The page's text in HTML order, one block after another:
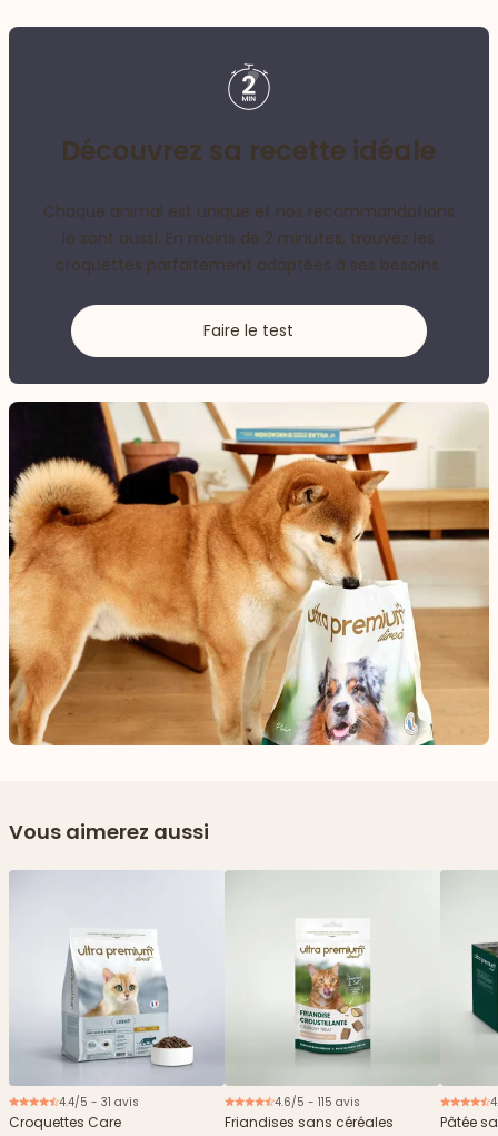
Découvrez sa recette idéale
Chaque animal est unique et nos recommandations
le sont aussi. En moins de 2 minutes, trouvez les
croquettes parfaitement adaptées à ses besoins.
Faire le test
Vous aimerez aussi
4.4/5 - 31 avis
Croquettes Care
4.6/5 - 115 avis
Friandises sans céréales Pâtée